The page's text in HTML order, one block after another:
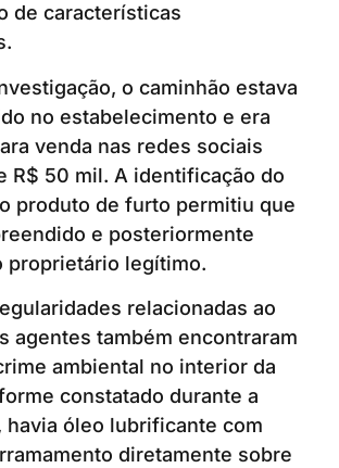
de características
o caminhão estava
no estabelecimento e era
venda nas redes sociais
R$ 50 mil. A identificação do
produto de furto permitiu que
e posteriormente
proprietário legítimo.
relacionadas ao
agentes também encontraram
ambiental no interior da
constatado durante a
havia óleo lubrificante com
diretamente sobre